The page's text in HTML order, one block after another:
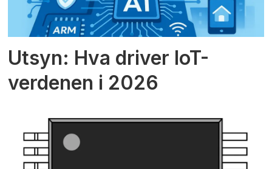
Utsyn: Hva driver IoT-
verdenen i 2026